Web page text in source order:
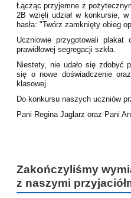
Łącząc przyjemne z
2B wzięli udział w konkursie,
hasła: "Twórz zamknięty obieg
Uczniowie przygotowali plakat
prawidłowej segregacji szkła.
Niestety, nie udało się zdobyć
się o nowe doświadczenie
klasowej.
Do konkursu naszych uczniów
Pani Regina Jaglarz oraz Pani
Zakończyliśmy
z naszymi